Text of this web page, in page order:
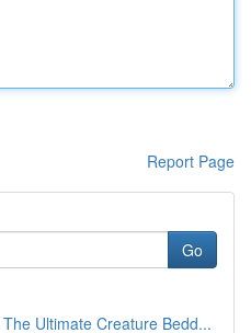
Report Page
Go
Ultimate Creature Bedd...